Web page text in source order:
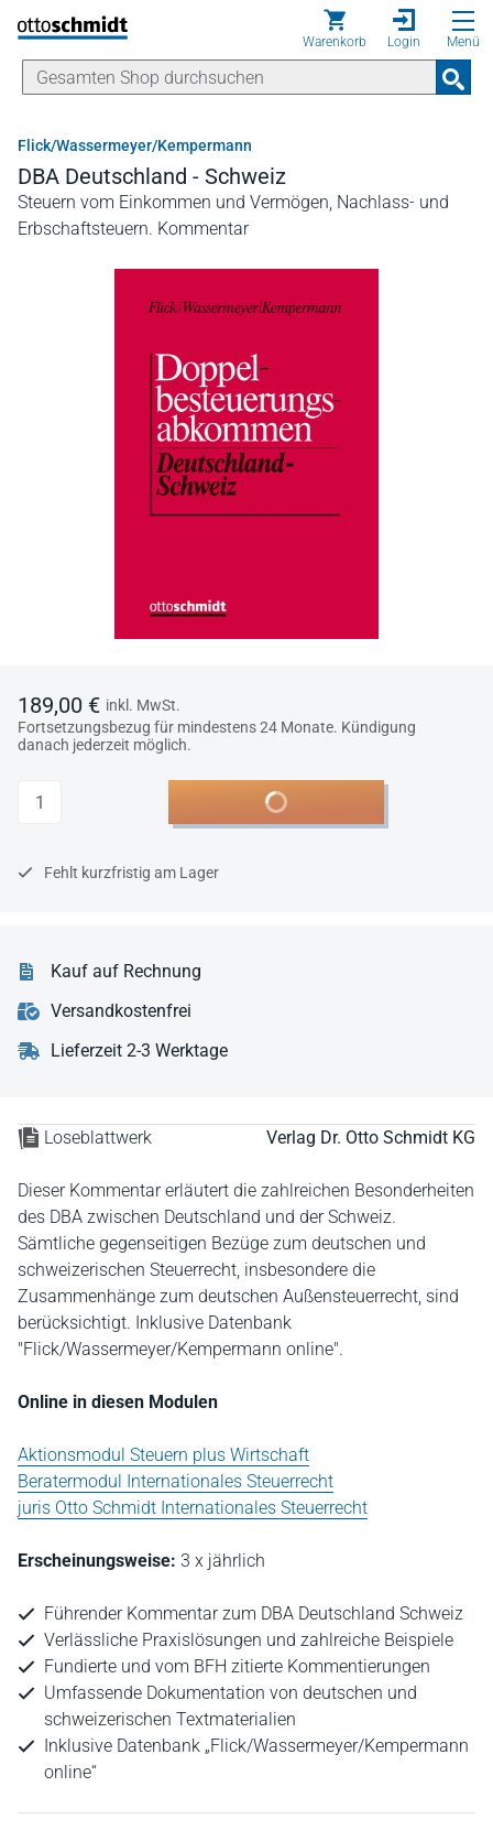
Direkt zum Inhalt
Warenkorb Login Menü
Flick/Wassermeyer/Kempermann
DBA Deutschland - Schweiz
Steuern vom Einkommen und Vermögen, Nachlass- und
Erbschaftsteuern. Kommentar
Loseblattwerk Verlag Dr. Otto Schmidt KG
Dieser Kommentar erläutert die zahlreichen Besonderheiten
des DBA zwischen Deutschland und der Schweiz.
Sämtliche gegenseitigen Bezüge zum deutschen und
schweizerischen Steuerrecht, insbesondere die
Zusammenhänge zum deutschen Außensteuerrecht, sind
berücksichtigt. Inklusive Datenbank
"Flick/Wassermeyer/Kempermann online".
Online in diesen Modulen
Aktionsmodul Steuern plus Wirtschaft
Beratermodul Internationales Steuerrecht
juris Otto Schmidt Internationales Steuerrecht
Erscheinungsweise: 3 x jährlich
Führender Kommentar zum DBA Deutschland Schweiz
Verlässliche Praxislösungen und zahlreiche Beispiele
Fundierte und vom BFH zitierte Kommentierungen
Umfassende Dokumentation von deutschen und
schweizerischen Textmaterialien
Inklusive Datenbank „Flick/Wassermeyer/Kempermann
online“
189,00 € inkl. MwSt.
Fortsetzungsbezug für mindestens 24 Monate. Kündigung
danach jederzeit möglich.
Anzahl In den Warenkorb
Fehlt kurzfristig am Lager
Kauf auf Rechnung
Versandkostenfrei
Lieferzeit 2-3 Werktage